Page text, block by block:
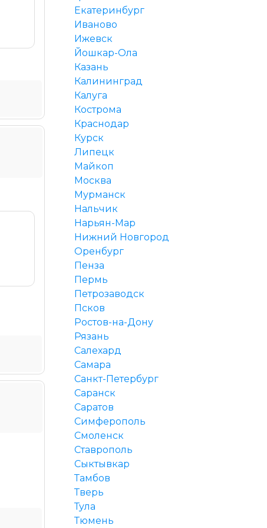
Екатеринбург
Иваново
Ижевск
Йошкар-Ола
Казань
Калининград
Калуга
Кострома
Краснодар
Курск
Липецк
Майкоп
Москва
Мурманск
Нальчик
Нарьян-Мар
Нижний Новгород
Оренбург
Пенза
Пермь
Петрозаводск
Псков
Ростов-на-Дону
Рязань
Салехард
Самара
Санкт-Петербург
Саранск
Саратов
Симферополь
Смоленск
Ставрополь
Сыктывкар
Тамбов
Тверь
Тула
Тюмень